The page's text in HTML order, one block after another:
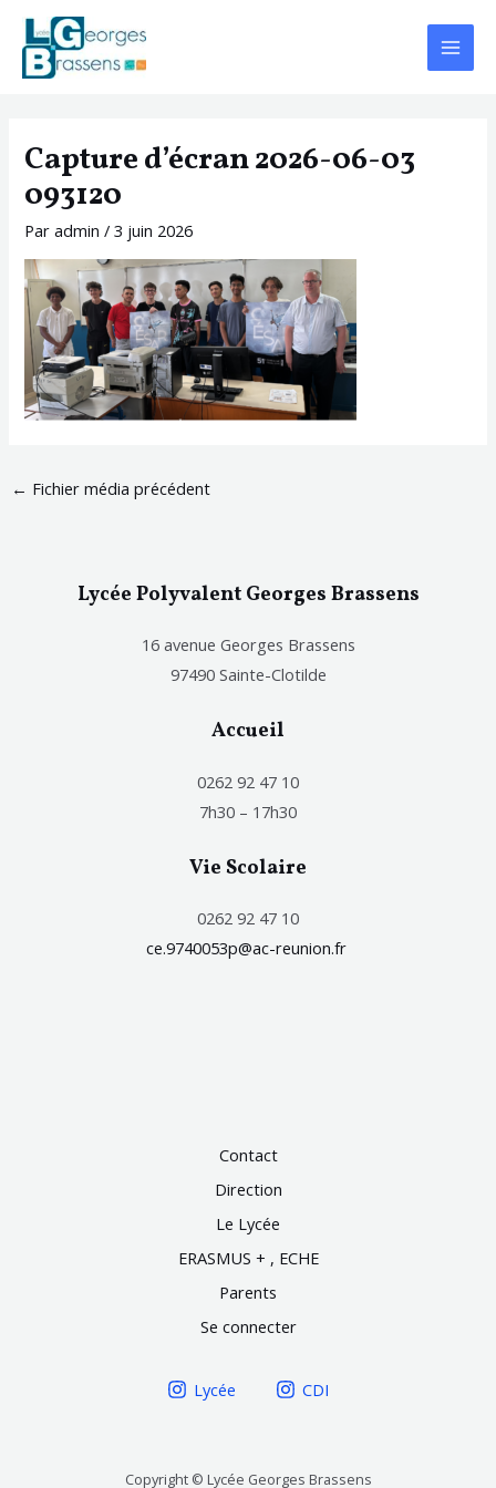
Aller
contenu
Main
Menu
Capture d’écran 2026-06-03
093120
Paradmin/3 juin 2026
Navigation
des
articles
← Fichier média précédent
Lycée Polyvalent Georges Brassens
16 avenue Georges Brassens
97490 Sainte-Clotilde
Accueil
0262 92 47 10
7h30 – 17h30
Vie Scolaire
0262 92 47 10
ce.9740053p@ac-reunion.fr
Contact
Direction
Le Lycée
ERASMUS + , ECHE
Parents
Se connecter
Lycée CDI
Copyright © Lycée Georges Brassens